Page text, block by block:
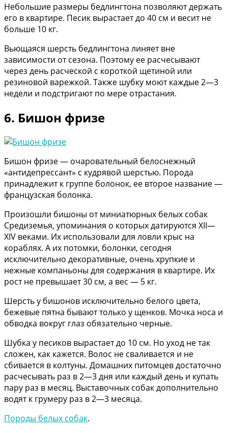
Небольшие размеры бедлингтона позволяют держать
его в квартире. Песик вырастает до 40 см и весит не
больше 10 кг.
Вьющаяся шерсть бедлингтона линяет вне
зависимости от сезона. Поэтому ее расчесывают
через день расческой с короткой щетиной или
резиновой варежкой. Также шубку моют каждые 2—3
недели и подстригают по мере отрастания.
6. Бишон фризе
Бишон фризе — очаровательный белоснежный
«антидепрессант» с кудрявой шерстью. Порода
принадлежит к группе болонок, ее второе название —
французская болонка.
Произошли бишоны от миниатюрных белых собак
Средиземья, упоминания о которых датируются XII—
XIV веками. Их использовали для ловли крыс на
кораблях. А их потомки, болонки, сегодня
исключительно декоративные, очень хрупкие и
нежные компаньоны для содержания в квартире. Их
рост не превышает 30 см, а вес — 5 кг.
Шерсть у бишонов исключительно белого цвета,
бежевые пятна бывают только у щенков. Мочка носа и
обводка вокруг глаз обязательно черные.
Шубка у песиков вырастает до 10 см. Но уход не так
сложен, как кажется. Волос не сваливается и не
сбивается в колтуны. Домашних питомцев достаточно
расчесывать раз в 2—3 дня или каждый день и купать
пару раз в месяц. Выставочных собак дополнительно
водят к грумеру раз в 2—3 месяца.
Породы белых собак.